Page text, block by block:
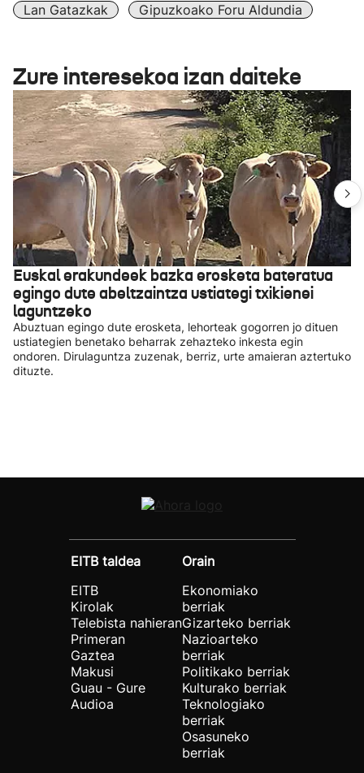
Lan Gatazkak Gipuzkoako Foru Aldundia
Zure interesekoa izan daiteke
Euskal erakundeek bazka erosketa bateratua
egingo dute abeltzaintza ustiategi txikienei
laguntzeko
Abuztuan egingo dute erosketa, lehorteak gogorren jo dituen
ustiategien benetako beharrak zehazteko inkesta egin
ondoren. Dirulaguntza zuzenak, berriz, urte amaieran aztertuko
dituzte.
EITB taldea
EITB
Kirolak
Telebista nahieran
Primeran
Gaztea
Makusi
Guau - Gure
Audioa
Orain
Ekonomiako
berriak
Gizarteko berriak
Nazioarteko
berriak
Politikako berriak
Kulturako berriak
Teknologiako
berriak
Osasuneko
berriak